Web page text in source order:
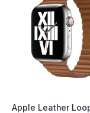
Apple Leather